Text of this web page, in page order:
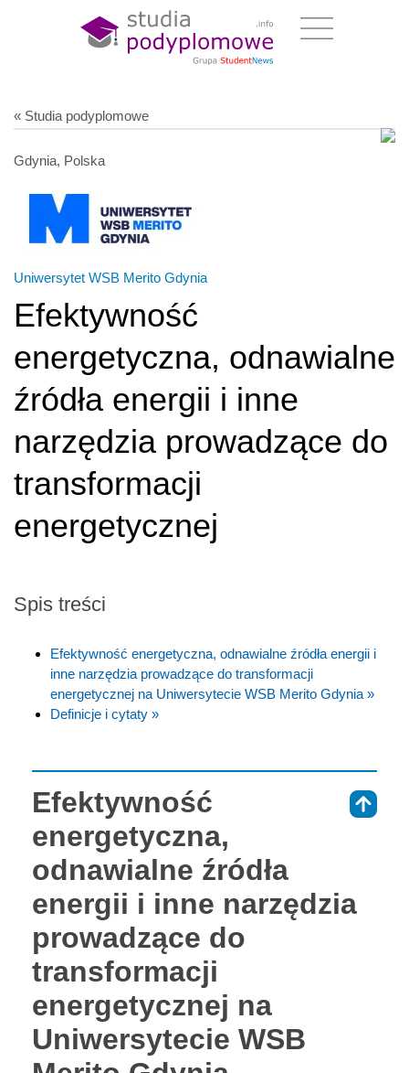
« Studia podyplomowe
Gdynia, Polska
Uniwersytet WSB Merito Gdynia
Efektywność
energetyczna, odnawialne
źródła energii i inne
narzędzia prowadzące do
transformacji
energetycznej
Spis treści
Efektywność energetyczna, odnawialne źródła energii i
inne narzędzia prowadzące do transformacji
energetycznej na Uniwersytecie WSB Merito Gdynia »
Definicje i cytaty »
Efektywność
energetyczna,
odnawialne źródła
energii i inne narzędzia
prowadzące do
transformacji
energetycznej na
Uniwersytecie WSB